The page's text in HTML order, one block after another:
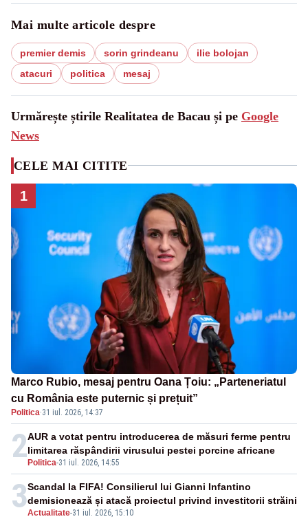
Mai multe articole despre
premier demis sorin grindeanu
ilie bolojan
atacuri
politica mesaj
Urmărește știrile Realitatea de Bacau și pe Google
News
CELE MAI CITITE
1
Marco Rubio, mesaj pentru Oana Țoiu: „Parteneriatul
cu România este puternic și prețuit”
Politica·31 iul. 2026, 14:37
2 Politica-31 iul. 2026, 14:55
AUR a votat pentru introducerea de măsuri ferme pentru
limitarea răspândirii virusului pestei porcine africane
3Actualitate-31 iul. 2026, 15:10
Scandal la FIFA! Consilierul lui Gianni Infantino
demisionează și atacă proiectul privind investitorii străini